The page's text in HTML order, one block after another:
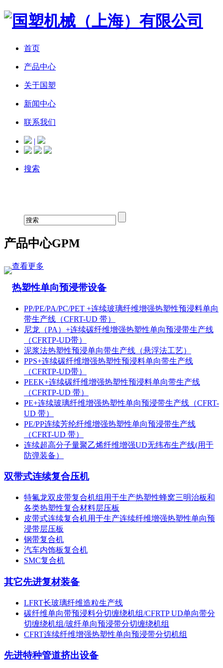
首页
产品中心
关于国塑
新闻中心
联系我们
|
搜索
产品中心GPM
查看更多
热塑性单向预浸带设备
PP/PE/PA/PC/PET +连续玻璃纤维增强热塑性预浸料单向
带生产线（CFRT-UD 带）
尼龙（PA）+连续碳纤维增强热塑性单向预浸带生产线
（CFRTP-UD带）
泥浆法热塑性预浸单向带生产线（悬浮法工艺）
PPS+连续碳纤维增强热塑性预浸料单向带生产线
（CFRTP-UD带）
PEEK+连续碳纤维增强热塑性预浸料单向带生产线
（CFRTP-UD 带）
PE+连续玻璃纤维增强热塑性单向预浸带生产线（CFRT-
UD 带）
PE/PP连续芳纶纤维增强热塑性单向预浸带生产线
（CFRT-UD 带）
连续超高分子量聚乙烯纤维增强UD无纬布生产线(用于
防弹装备）
双带式连续复合压机
特氟龙双皮带复合机组用于生产热塑性蜂窝三明治板和
各类热塑性复合材料层压板
皮带式连续复合机用于生产连续纤维增强热塑性单向预
浸带层压板
钢带复合机
汽车内饰板复合机
SMC复合机
其它先进复材装备
LFRT长玻璃纤维造粒生产线
碳纤维单向带预浸料分切缠绕机组/CFRTP UD单向带分
切缠绕机组/玻纤单向预浸带分切缠绕机组
CFRT连续纤维增强热塑性单向预浸带分切机组
先进特种管道挤出设备